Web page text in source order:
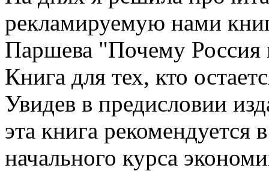
рекламируемую нами
Паршева "Почему Россия
Книга для тех, кто
Увидев в предисловии
эта книга рекомендуется
начального курса